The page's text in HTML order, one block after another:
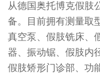
从德国奥托博克假肢
备。目前拥有测量取
真空泵、假肢铣床、
器、振动锯、假肢内
假肢矫形门诊部、功